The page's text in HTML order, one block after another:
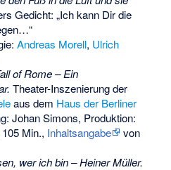
Gedicht: „Ich kann Dir die
Andreas Morell, Ulrich
of Rome – Ein
Theater-Inszenierung der
aus dem Haus der Berliner
Johan Simons, Produktion:
Min., Inhaltsangabe
von
wer ich bin – Heiner Müller.